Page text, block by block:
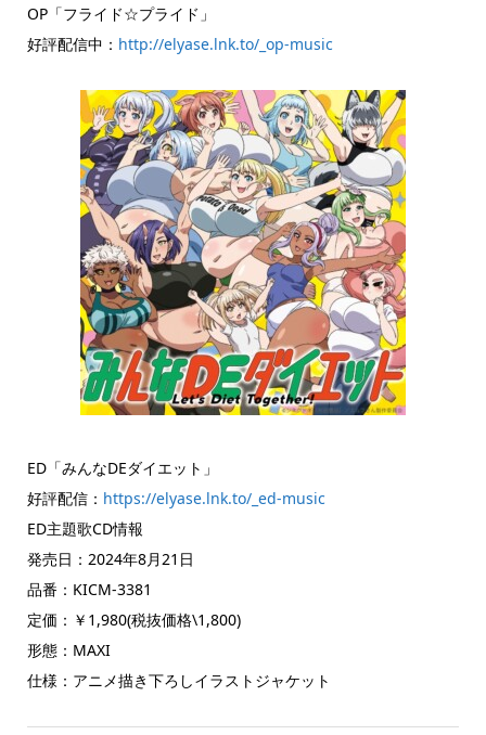
OP「フライド☆プライド」
好評配信中： http://elyase.lnk.to/_op-music
ED「みんなDEダイエット」
好評配信： https://elyase.lnk.to/_ed-music
ED主題歌CD情報
発売日：2024年8月21日
品番：KICM-3381
定価：￥1,980(税抜価格\1,800)
形態：MAXI
仕様：アニメ描き下ろしイラストジャケット